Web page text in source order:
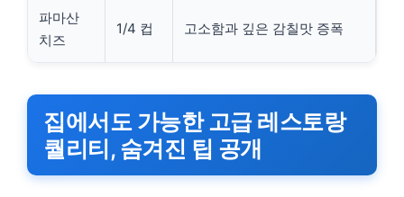
파마산
치즈
1/4 컵 고소함과 깊은 감칠맛 증폭
집에서도 가능한 고급 레스토랑
퀄리티, 숨겨진 팁 공개